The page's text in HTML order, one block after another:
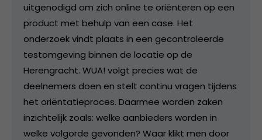
uitgenodigd om zich online te oriënteren op een
product met behulp van een case. Het
onderzoek vindt plaats in een gecontroleerde
testomgeving binnen de locatie op de
Herengracht. WUA! volgt precies wat de
deelnemers doen en stelt continu vragen tijdens
het oriëntatieproces. Daarmee worden zaken
inzichtelijk zoals: welke aanbieders worden in
welke volgorde gevonden? Waar klikt men door